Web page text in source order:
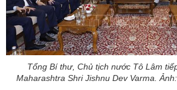
Tổng Bí thư, Chủ tịch nước Tô Lâm
Maharashtra Shri Jishnu Dev Varma.